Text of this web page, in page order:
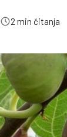
2 min čitanja